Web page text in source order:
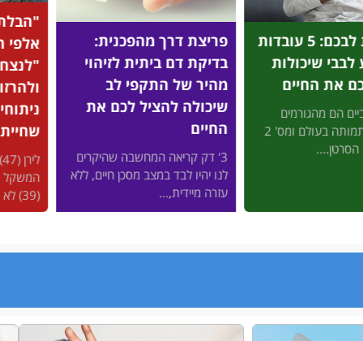
מהפכנית:
ביתית לזיהוי
התקפי לב
לכם את
המחשבה שהיקרים
"הבלתי מוזרקים": מיהם
אלפי הישראלים שהצליחו
"לנצח" את כוכבי הוליווד
ולהרזות בלי זריקות ובלי
ניתוחים - באמצעות
שחיית חתירה?
לירן (47) נבהל כשהמחוג של
המשקל כמעט הגיע ל-100, ודקלה
(39) לא היתה...
על
לשמור